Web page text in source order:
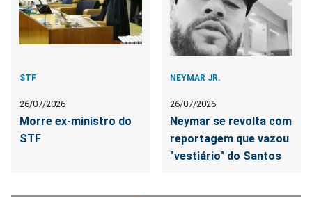
STF
26/07/2026
Morre ex-ministro do
STF
NEYMAR JR.
26/07/2026
Neymar se revolta com
reportagem que vazou
"vestiário" do Santos